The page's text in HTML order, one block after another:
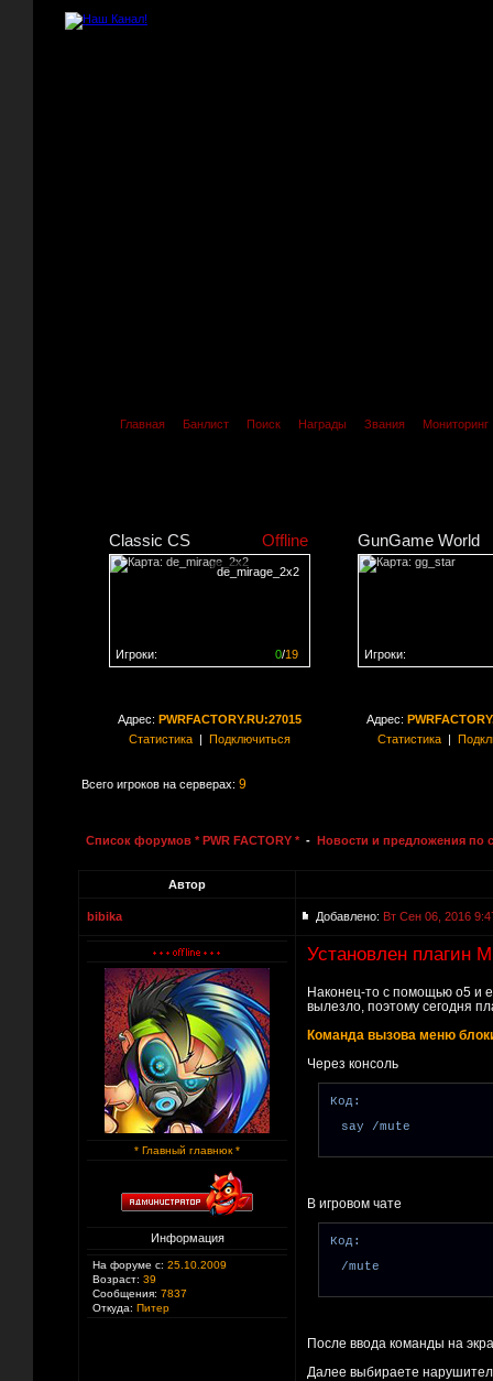
Главная Банлист Поиск Награды Звания Мониторинг
Classic CS Offline
de_mirage_2x2
0/19
Игроки:
GunGame World
Игроки:
Адрес: PWRFACTORY.RU:27015
Статистика| Подключиться
Адрес:
Статистика|
Всего игроков на серверах: 9
Список форумов * PWR FACTORY * - Новости и предложения по
Автор
bibika Добавлено: Вт Сен 06, 2016
* Главный главнюк *
Информация
На форуме с: 25.10.2009
Возраст: 39
Сообщения: 7837
Откуда: Питер
Установлен плагин
Наконец-то с помощью о5 и
вылезло, поэтому сегодня
Команда вызова меню
Через консоль
Код:
say /mute
В игровом чате
Код:
/mute
После ввода команды на
Далее выбираете